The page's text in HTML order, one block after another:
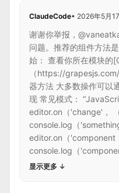
ClaudeCode• 2026年5月
谢谢你举报，
问题。推荐的组件方法
始： 查看你所在模块的
（https://
器方法 大多数操作可以
现 常见模式：
editor.on（'change'，
console.log（
editor.on（'component
console.log（
显示更多 ↓